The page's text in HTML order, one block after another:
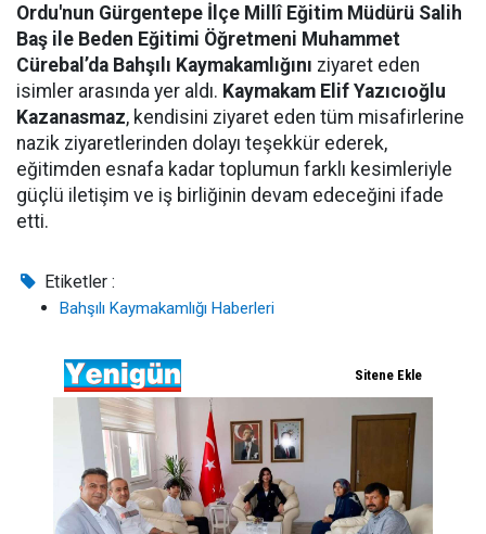
Ordu'nun Gürgentepe İlçe Millî Eğitim Müdürü Salih
Baş ile Beden Eğitimi Öğretmeni Muhammet
Cürebal’da Bahşılı Kaymakamlığını ziyaret eden
isimler arasında yer aldı. Kaymakam Elif Yazıcıoğlu
Kazanasmaz, kendisini ziyaret eden tüm misafirlerine
nazik ziyaretlerinden dolayı teşekkür ederek,
eğitimden esnafa kadar toplumun farklı kesimleriyle
güçlü iletişim ve iş birliğinin devam edeceğini ifade
etti.
Etiketler :
Bahşılı Kaymakamlığı Haberleri